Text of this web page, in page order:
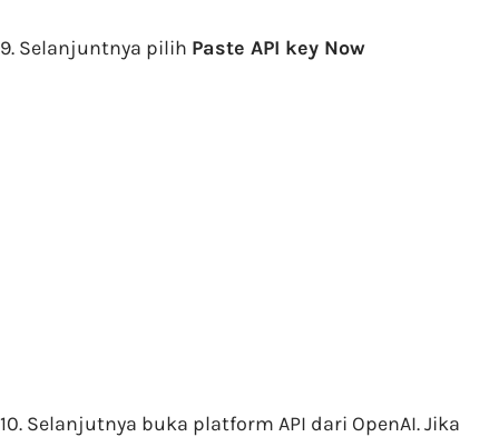
9. Selanjuntnya pilih Paste API key Now
10. Selanjutnya buka platform API dari OpenAI. Jika